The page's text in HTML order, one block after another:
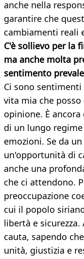
anche nella
garantire che
cambiamenti reali
C'è sollievo per la
ma anche molta
sentimento
Ci sono
vita mia che
opinione. È
di un lungo
emozioni. Se da
un'opportunità di
anche una
che ci attendono.
preoccupazione
cui il popolo
libertà e
cauta, sapendo
unità, giustizia e